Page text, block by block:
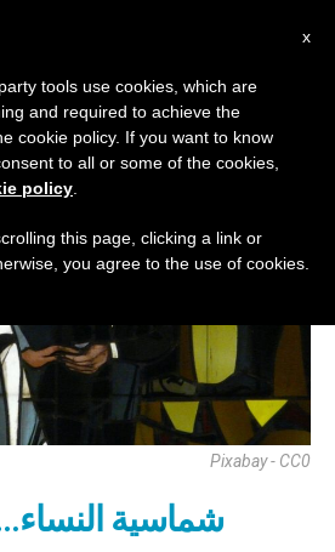
إيكولوجيا
Pixabay - CC0
شماسية
x
tools use cookies, which are
and required to achieve the
cookie policy. If you want to know
to all or some of the cookies,
policy
this page, clicking a link or
you agree to the use of cookies.